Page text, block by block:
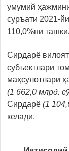
умумий
суръати 2021-
110,0%ни
Сирдарё
субъектлари
маҳсулотлари
(1 662,0 млрд.
Сирдарё (1
келади.